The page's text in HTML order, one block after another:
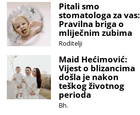
Pitali smo
stomatologa za vas:
Pravilna briga o
mliječnim zubima
Roditelji
Maid Hećimović:
Vijest o blizancima
došla je nakon
teškog životnog
perioda
Bh.